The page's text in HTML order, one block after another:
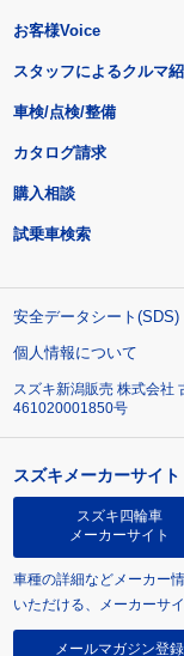
お客様Voice
スタッフによるクルマ
車検/点検/整備
カタログ請求
購入相談
試乗車検索
安全データシート(SDS)
個人情報について
スズキ新潟販売 株式会社
461020001850号
スズキメーカーサイト
スズキ四輪車
メーカーサイト
車種の詳細などメーカー
いただける、メーカーサイ
メールマガジン登録